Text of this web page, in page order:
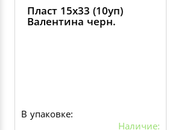
Пласт 15х33 (10уп)
Валентина черн.
В упаковке:
Наличие: